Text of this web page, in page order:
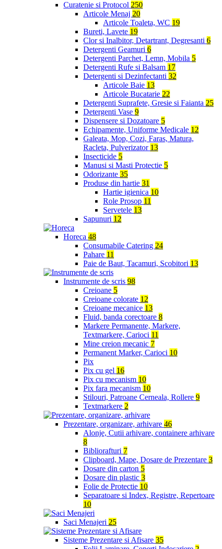
Curatenie si Protocol 250
Articole Menaj 20
Articole Toaleta, WC 19
Bureti, Lavete 19
Clor si Inalbitor, Detartrant, Degresanti 6
Detergenti Geamuri 6
Detergenti Parchet, Lemn, Mobila 5
Detergenti Rufe si Balsam 17
Detergenti si Dezinfectanti 32
Articole Baie 13
Articole Bucatarie 22
Detergenti Suprafete, Gresie si Faianta 25
Detergenti Vase 9
Dispensere si Dozatoare 5
Echipamente, Uniforme Medicale 12
Galeata, Mop, Cozi, Faras, Matura,
Racleta, Pulverizator 13
Insecticide 5
Manusi si Masti Protectie 5
Odorizante 35
Produse din hartie 31
Hartie igienica 10
Role Prosop 11
Servetele 13
Sapunuri 12
Horeca 48
Consumabile Catering 24
Pahare 11
Paie de Baut, Tacamuri, Scobitori 13
Instrumente de scris 98
Creioane 5
Creioane colorate 12
Creioane mecanice 13
Fluid, banda corectoare 8
Markere Permanente, Markere,
Textmarkere, Carioci 11
Mine creion mecanic 7
Permanent Marker, Carioci 10
Pix
Pix cu gel 16
Pix cu mecanism 10
Pix fara mecanism 10
Stilouri, Patroane Cerneala, Rollere 9
Textmarkere 2
Prezentare, organizare, arhivare 46
Alonje, Cutii arhivare, containere arhivare
8
Bibliorafturi 7
Clipboard, Mape, Dosare de Prezentare 3
Dosare din carton 5
Dosare din plastic 3
Folie de Protectie 10
Separatoare si Index, Registre, Repertoare
10
Saci Menajeri 25
Sisteme Prezentare si Afisare 35